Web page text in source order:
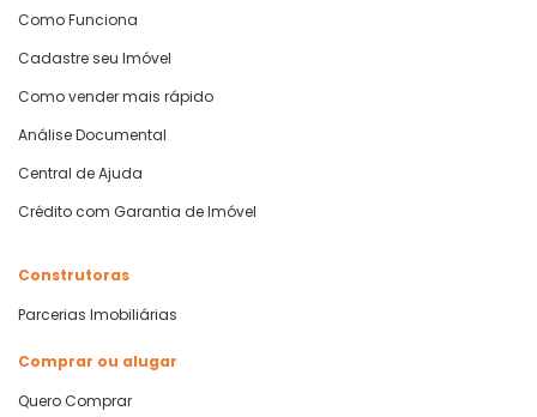
Como Funciona
Cadastre seu Imóvel
Como vender mais rápido
Análise Documental
Central de Ajuda
Crédito com Garantia de Imóvel
Construtoras
Parcerias Imobiliárias
Comprar ou alugar
Quero Comprar